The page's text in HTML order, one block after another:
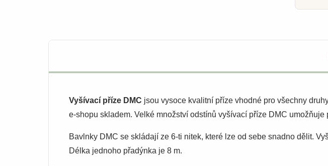
Vyšívací příze DMC jsou vysoce kvalitní příze vhodné pro všechny
e-shopu skladem. Velké množství odstínů vyšívací příze DMC
Bavlnky DMC se skládají ze 6-ti nitek, které lze od sebe snadno dělit.
Délka jednoho přadýnka je 8 m.